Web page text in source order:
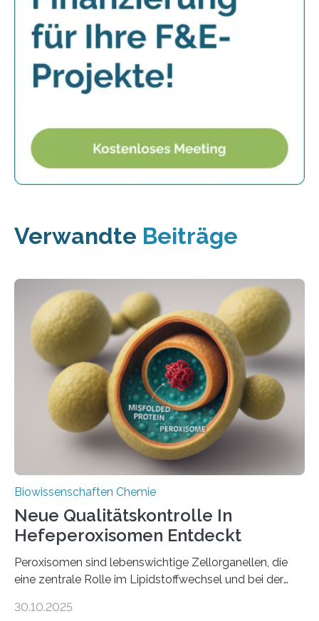
Verwandte Beiträge
Biowissenschaften Chemie
Neue Qualitätskontrolle In
Hefeperoxisomen Entdeckt
Peroxisomen sind lebenswichtige Zellorganellen, die
eine zentrale Rolle im Lipidstoffwechsel und bei der
erfüllen können, müssen zahlreiche Enzyme präzise in
30.10.2025